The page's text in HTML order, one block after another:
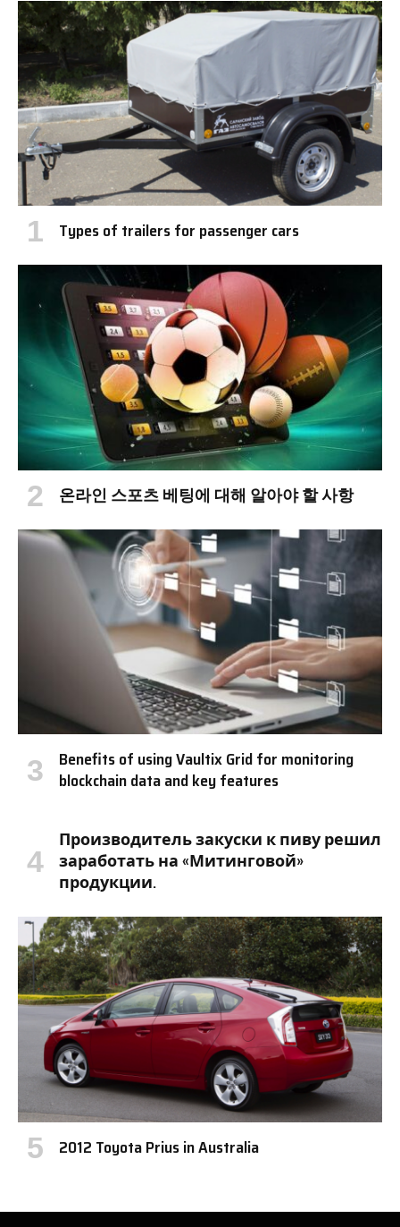
Types of trailers for passenger cars
온라인 스포츠 베팅에 대해 알아야 할 사항
Benefits of using Vaultix Grid for monitoring
blockchain data and key features
Производитель закуски к пиву решил
заработать на «Митинговой»
продукции.
2012 Toyota Prius in Australia